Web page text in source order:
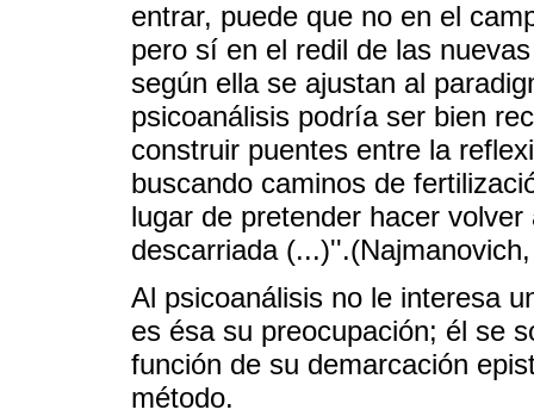
entrar, puede que no en el
pero sí en el redil de las
según ella se ajustan al
psicoanálisis podría ser bien
construir puentes entre la
buscando caminos de
lugar de pretender hacer
descarriada
Al psicoanálisis no le interesa
es ésa su preocupación; él se
función de su demarcación
método.